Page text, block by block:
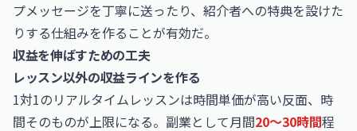
プメッセージを丁寧に送ったり、紹介者への特典を設けた
りする仕組みを作ることが有効だ。
収益を伸ばすための工夫
レッスン以外の収益ラインを作る
1対1のリアルタイムレッスンは時間単価が高い反面、時
間そのものが上限になる。副業として月間20〜30時間程